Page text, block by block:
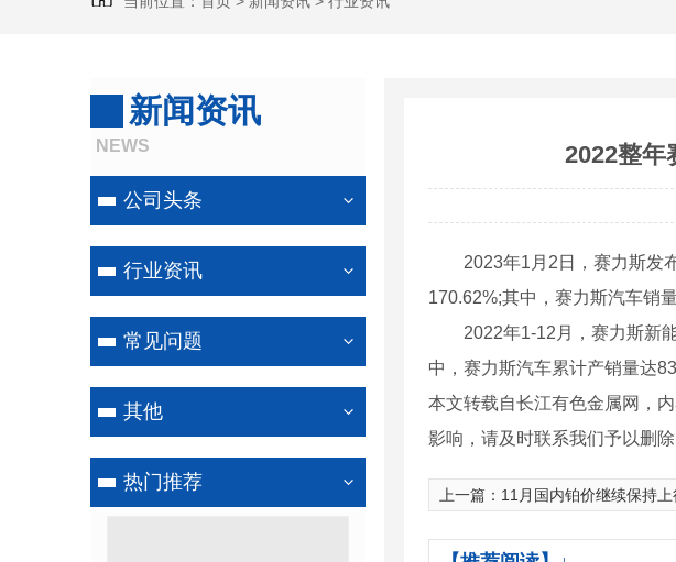
新闻资讯
NEWS
公司头条
行业资讯
常见问题
其他
热门推荐
2022整年
2023年1月2日，赛力斯发布
170.62%;其中，赛力斯汽车销
2022年1-12月，赛力斯新能
中，赛力斯汽车累计产销量达
本文转载自长江有色金属网，
影响，请及时联系我们予以删除
上一篇： 11月国内铂价继续保持